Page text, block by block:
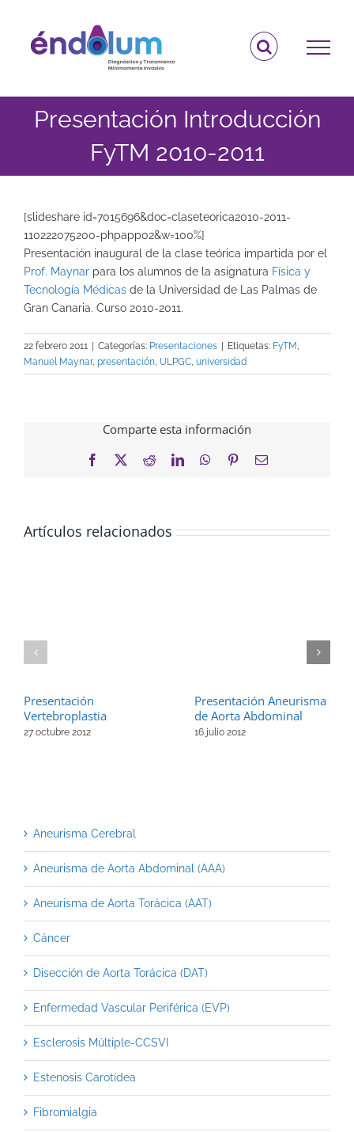
contenido
Presentación Introducción
FyTM 2010-2011
[slideshare id=7015696&doc=claseteorica2010-2011-
110222075200-phpapp02&w=100%]
Presentación inaugural de la clase teórica impartida por el
Prof. Maynar para los alumnos de la asignatura Física y
Tecnología Médicas de la Universidad de Las Palmas de
Gran Canaria. Curso 2010-2011.
22 febrero 2011 Categorías: Presentaciones Etiquetas: FyTM ,
Manuel Maynar, presentación, ULPGC, universidad
Comparte esta información
Facebook RedditLinkedInWhatsApp
PinterestCorreo
Artículos relacionados
Presentación
Vertebroplastia
27 octubre 2012
Presentación Aneurisma
de Aorta Abdominal
16 julio 2012
Aneurisma Cerebral
Aneurisma de Aorta Abdominal (AAA)
Aneurisma de Aorta Torácica (AAT)
Cáncer
Disección de Aorta Torácica (DAT)
Enfermedad Vascular Periférica (EVP)
Esclerosis Múltiple-CCSVI
Estenosis Carotídea
Fibromialgia